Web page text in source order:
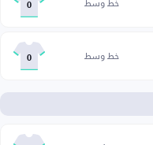
0
خط وسط 0